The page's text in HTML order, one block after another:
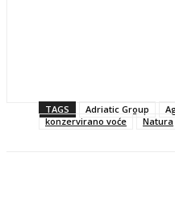
TAGS Adriatic Group
konzervirano voće
Natura